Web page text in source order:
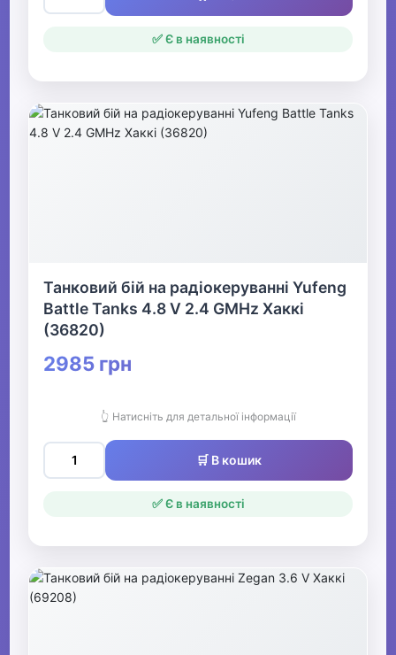
✅ Є в наявності
Танковий бій на радіокеруванні Yufeng
Battle Tanks 4.8 V 2.4 GMHz Хаккі
(36820)
2985 грн
👆 Натисніть для детальної інформації
🛒 В кошик
✅ Є в наявності